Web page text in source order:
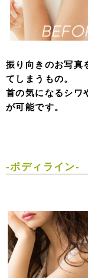
振り向きのお写真
てしまうもの。
首の気になるシワ
が可能です。
-ボディライン-